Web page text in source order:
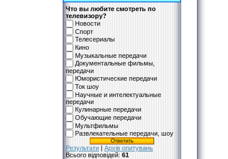
Что вы любите смотреть по
телевизору?
Новости
Спорт
Телесериалы
Кино
Музыкальные передачи
Документальные фильмы,
передачи
Юмористические передачи
Ток шоу
Научные и интелектуальные
передачи
Кулинарные передачи
Обучающие передачи
Мультфильмы
Развлекательные передачи, шоу
Результати | Архів опитувань
Всього відповідей: 61